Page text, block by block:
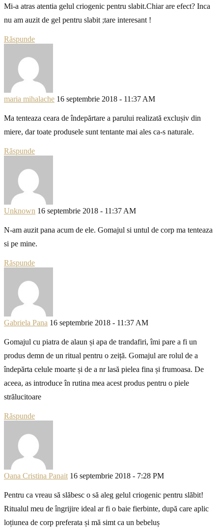
Mi-a atras atentia gelul criogenic pentru slabit.Chiar are efect? Inca
nu am auzit de gel pentru slabit ;tare interesant !
Răspunde
maria mihalache 16 septembrie 2018 - 11:37 AM
Ma tenteaza ceara de îndepărtare a parului realizată exclușiv din
miere, dar toate produsele sunt tentante mai ales ca-s naturale.
Răspunde
Unknown 16 septembrie 2018 - 11:37 AM
N-am auzit pana acum de ele. Gomajul si untul de corp ma tenteaza
si pe mine.
Răspunde
Gabriela Pana 16 septembrie 2018 - 11:37 AM
Gomajul cu piatra de alaun și apa de trandafiri, îmi pare a fi un
produs demn de un ritual pentru o zeiță. Gomajul are rolul de a
îndepărta celule moarte și de a nr lasă pielea fina și frumoasa. De
aceea, as introduce în rutina mea acest produs pentru o piele
strălucitoare
Răspunde
Oana Cristina Panait 16 septembrie 2018 - 7:28 PM
Pentru ca vreau să slăbesc o să aleg gelul criogenic pentru slăbit!
Ritualul meu de îngrijire ideal ar fi o baie fierbinte, după care aplic
loțiunea de corp preferata și mă simt ca un bebeluș